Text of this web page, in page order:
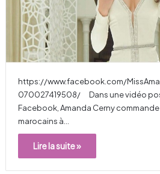
https://www.facebook.com/
070027419508/ Dans une vidéo
Facebook, Amanda Cerny
marocains à…
Lire la suite »